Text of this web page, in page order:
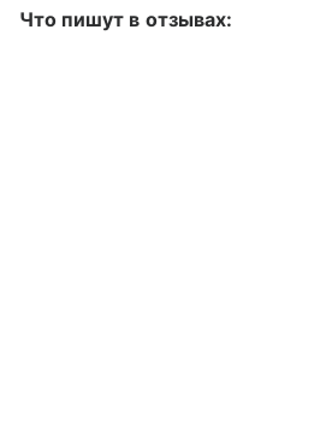
Что пишут в отзывах: